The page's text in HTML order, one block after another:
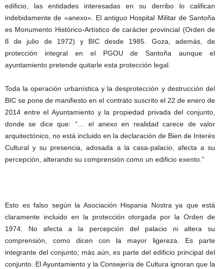
edificio, las entidades interesadas en su derribo lo califican
indebidamente de «anexo». El antiguo Hospital Militar de Santoña
es Monumento Histórico-Artístico de carácter provincial (Orden de
8 de julio de 1972) y BIC desde 1985. Goza, además, de
protección integral en el PGOU de Santoña aunque el
ayuntamiento pretende quitarle esta protección legal.
Toda la operación urbanística y la desprotección y destrucción del
BIC se pone de manifiesto en el contrato suscrito el 22 de enero de
2014 entre el Ayuntamiento y la propiedad privada del conjunto,
donde se dice que: “… el anexo en realidad carece de valor
arquitectónico, no está incluido en la declaración de Bien de Interés
Cultural y su presencia, adosada a la casa-palacio, afecta a su
percepción, alterando su comprensión como un edificio exento.”
Esto es falso según la Asociación Hispania Nostra ya que está
claramente incluido en la protección otorgada por la Orden de
1974. No afecta a la percepción del palacio ni altera su
comprensión, como dicen con la mayor ligereza. Es parte
integrante del conjunto; más aún, es parte del edificio principal del
conjunto. El Ayuntamiento y la Consejería de Cultura ignoran que la